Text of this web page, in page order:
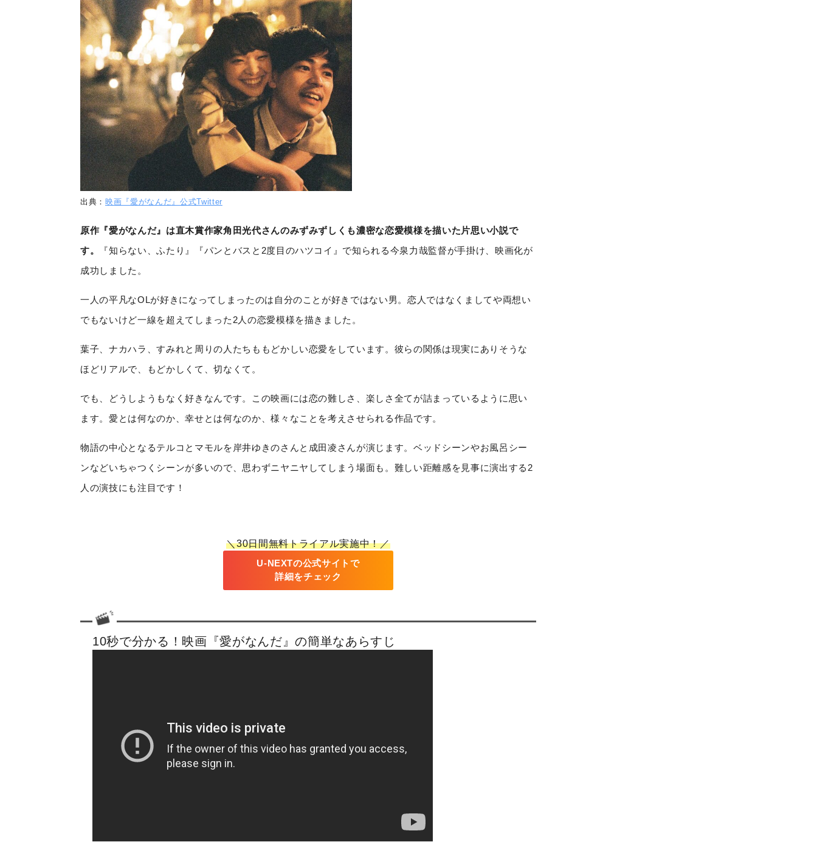
出典： 映画『愛がなんだ』公式Twitter
原作『愛がなんだ』は直木賞作家角田光代さんのみずみずしくも濃密な恋愛模様を描いた片思い小説で
す。
『知らない、ふたり』『パンとバスと2度目のハツコイ』で知られる今泉力哉監督が手掛け、映画化が
成功しました。
一人の平凡なOLが好きになってしまったのは自分のことが好きではない男。恋人ではなくましてや両想い
でもないけど一線を超えてしまった2人の恋愛模様を描きました。
葉子、ナカハラ、すみれと周りの人たちももどかしい恋愛をしています。彼らの関係は現実にありそうな
ほどリアルで、もどかしくて、切なくて。
でも、どうしようもなく好きなんです。この映画には恋の難しさ、楽しさ全てが詰まっているように思い
ます。愛とは何なのか、幸せとは何なのか、様々なことを考えさせられる作品です。
物語の中心となるテルコとマモルを岸井ゆきのさんと成田凌さんが演じます。ベッドシーンやお風呂シー
ンなどいちゃつくシーンが多いので、思わずニヤニヤしてしまう場面も。難しい距離感を見事に演出する2
人の演技にも注目です！
＼30日間無料トライアル実施中！／
U-NEXTの公式サイトで
詳細をチェック
10秒で分かる！映画『愛がなんだ』の簡単なあらすじ